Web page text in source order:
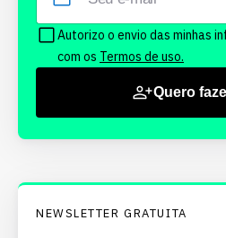
Autorizo o envio das minhas
com os Termos de uso.
Quero
NEWSLETTER GRATUITA